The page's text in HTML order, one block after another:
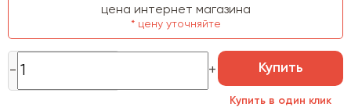
цена интернет магазина
* цену уточняйте
Купить
Купить в один клик